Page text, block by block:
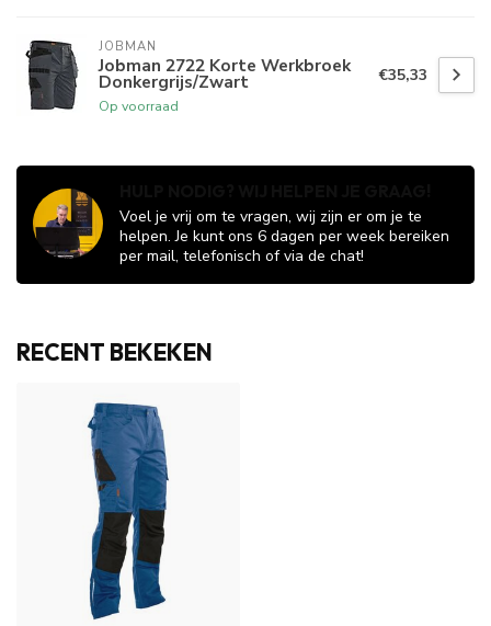
JOBMAN
Jobman 2722 Korte Werkbroek
Donkergrijs/Zwart
Op voorraad
€35,33
Voel je vrij om te vragen, wij zijn er om je te
helpen. Je kunt ons 6 dagen per week bereiken
per mail, telefonisch of via de chat!
RECENT BEKEKEN